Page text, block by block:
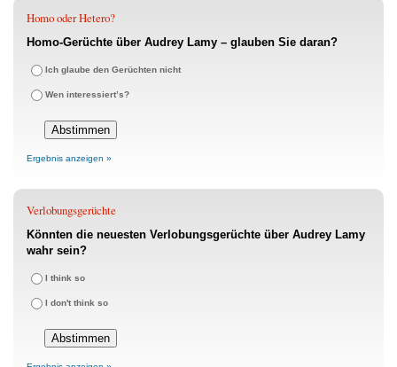
Homo oder Hetero?
Homo-Gerüchte über Audrey Lamy – glauben Sie daran?
Ich glaube den Gerüchten nicht
Wen interessiert’s?
Ergebnis anzeigen »
Verlobungsgerüchte
Könnten die neuesten Verlobungsgerüchte über Audrey Lamy
wahr sein?
I think so
I don't think so